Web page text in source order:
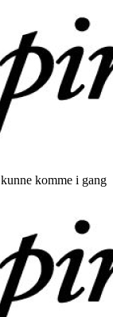
komme i gang